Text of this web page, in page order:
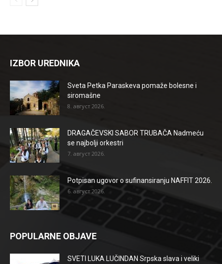
IZBOR UREDNIKA
Sveta Petka Paraskeva pomaže bolesne i
siromašne
8. август 2026.
DRAGAČEVSKI SABOR TRUBAČA Nadmeću
se najbolji orkestri
7. август 2026.
Potpisan ugovor o sufinansiranju NAFFIT 2026.
6. август 2026.
POPULARNE OBJAVE
SVETI LUKA LUČINDAN Srpska slava i veliki